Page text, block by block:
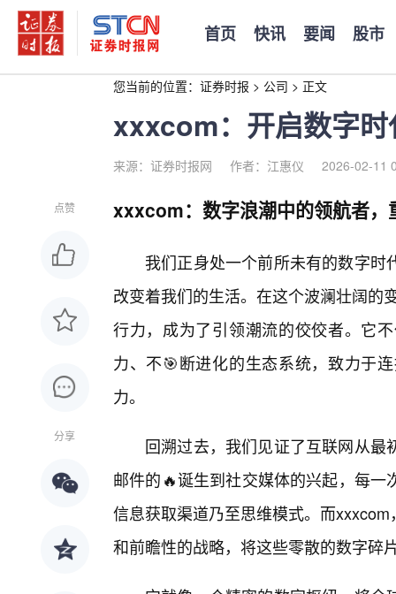
首页 快讯 要闻 股市
您当前的位置： 证券时报 > 公司 > 正文
xxxcom：开启数字时
来源：证券时报网 作者：江惠仪 2026-02-11
点赞
分享
xxxcom：数字浪潮中的领航者，
我们正身处一个前所未有的数字
改变着我们的生活。在这个波澜壮阔的
行力，成为了引领潮流的佼佼者。它
力、不🎯断进化的生态系统，致力于
力。
回溯过去，我们见证了互联网从
邮件的🔥诞生到社交媒体的兴起，每
信息获取渠道乃至思维模式。而
和前瞻性的战略，将这些零散的数字碎